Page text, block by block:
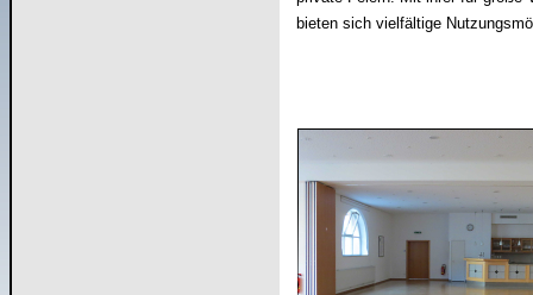
bieten sich vielfältige